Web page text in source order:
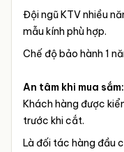
Đội ngũ KTV nhiều
mẫu kính phù hợp.
Chế độ bảo hành 1
An tâm khi mua sắm:
Khách hàng được
trước khi cắt.
Là đối tác hàng đầu